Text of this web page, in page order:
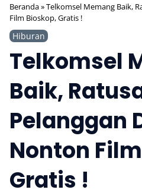
Beranda»Telkomsel Memang Baik,
Film Bioskop, Gratis !
Hiburan
Telkomsel
Baik,
Pelanggan
Nonton
Gratis !